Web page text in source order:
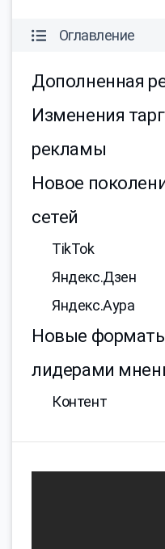
Оглавление
Дополненная
Изменения
рекламы
Новое
сетей
TikTok
Яндекс.Дзен
Яндекс.Аура
Новые
лидерами
Контент